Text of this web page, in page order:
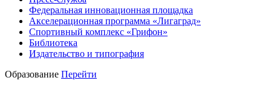
Федеральная инновационная площадка
Акселерационная программа «Лигаград»­­
Спортивный комплекс «Грифон»
Библиотека
Издательство и типография
Образование Перейти